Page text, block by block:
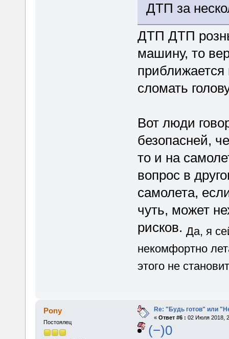
ДТП за
ДТП ДТП
машину, то
сломать
Вот люди
безопасней,
то и на
вопрос в
самолета,
чуть, может
рисков. Да, я
некомфортно
этого не
Pony
Постоялец
Re: "Будь готов" или
« Ответ #6 : 02 Июля 2018,
(−)0